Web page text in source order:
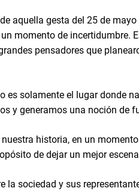
aquella gesta del 25 de
momento de incertidumbre.
pensadores que
es solamente el lugar donde
y generamos una noción de
historia, en un
de dejar un mejor
la sociedad y sus